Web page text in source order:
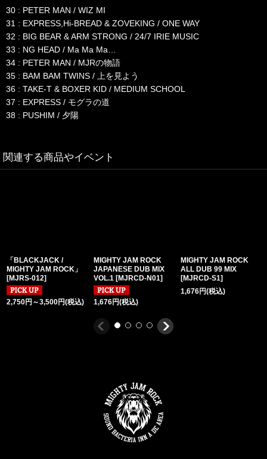
30 : PETER MAN / WIZ MI
31 : EXPRESS,Hi-BREAD & ZOVEKING / ONE WAY
32 : BIG BEAR & ARM STRONG / 24/7 IRIE MUSIC
33 : NG HEAD / Ma Ma Ma…
34 : PETER MAN / MJRの物語
35 : BAM BAM TWINS / 上を見よう
36 : TAKE-T & BOXER KID / MEDIUM SCHOOL
37 : EXPRESS / モグラの道
38 : PUSHIM / 夕陽
関連する商品やイベント
「BLACKJACK /
MIGHTY JAM ROCK」
[MJRS-012]
2,750円 ～3,500円(税込)
MIGHTY JAM ROCK
JAPANESE DUB MIX
VOL.1 [MJRCD-N01]
1,676円(税込)
MIGHTY JAM ROCK
ALL DUB 99 MIX
[MJRCD-S1]
1,676円(税込)